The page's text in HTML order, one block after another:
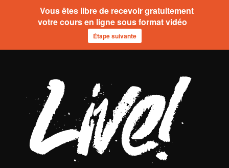
Vous êtes libre de recevoir gratuitement
votre cours en ligne sous format vidéo
Étape suivante